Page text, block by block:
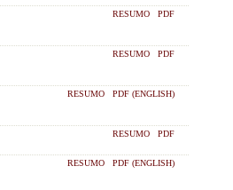
RESUMO PDF
RESUMO PDF
RESUMO PDF (ENGLISH)
RESUMO PDF
RESUMO PDF (ENGLISH)